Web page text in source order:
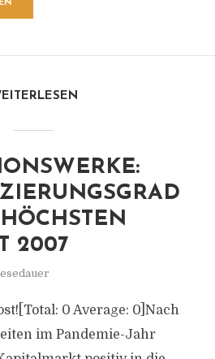
2007
0 Average: 0]Nach
im Pandemie-Jahr